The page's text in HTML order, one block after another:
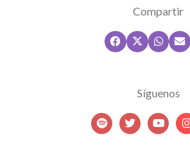
Compartir
Síguenos